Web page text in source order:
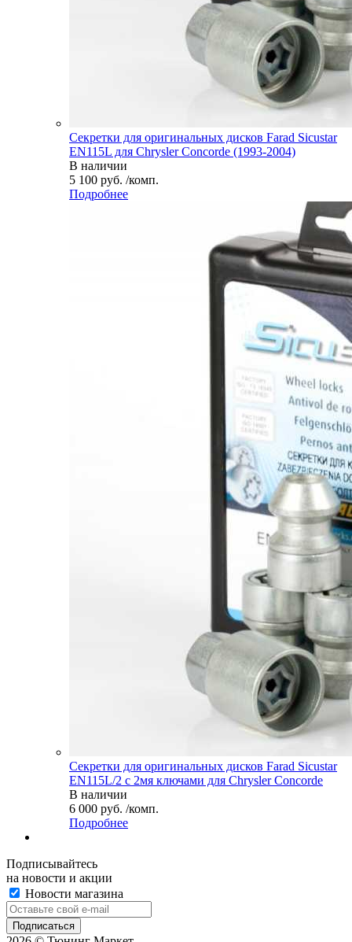
Секретки для оригинальных дисков Farad Sicustar
EN115L для Chrysler Concorde (1993-2004)
В наличии
5 100 руб. /комп.
Подробнее
Секретки для оригинальных дисков Farad Sicustar
EN115L/2 с 2мя ключами для Chrysler Concorde
В наличии
6 000 руб. /комп.
Подробнее
Подписывайтесь
на новости и акции
Новости магазина